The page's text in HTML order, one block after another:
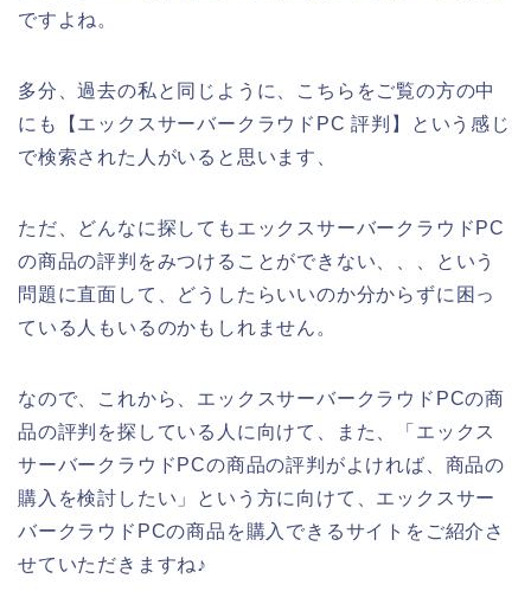
ですよね。
多分、過去の私と同じように、こちらをご覧の方の中
にも【エックスサーバークラウドPC 評判】という感じ
で検索された人がいると思います、
ただ、どんなに探してもエックスサーバークラウドPC
の商品の評判をみつけることができない、、、という
問題に直面して、どうしたらいいのか分からずに困っ
ている人もいるのかもしれません。
なので、これから、エックスサーバークラウドPCの商
品の評判を探している人に向けて、また、「エックス
サーバークラウドPCの商品の評判がよければ、商品の
購入を検討したい」という方に向けて、エックスサー
バークラウドPCの商品を購入できるサイトをご紹介さ
せていただきますね♪